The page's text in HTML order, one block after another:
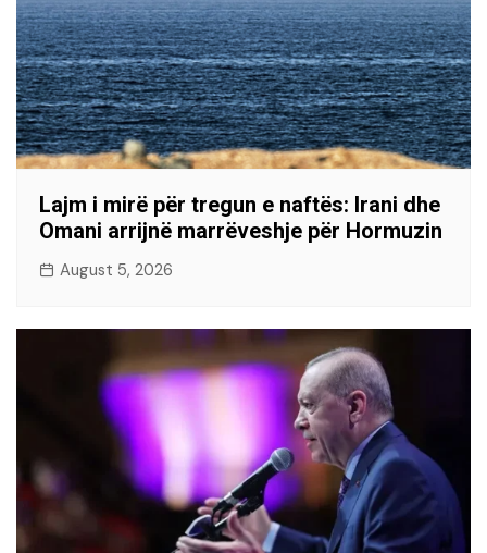
Lajm i mirë për tregun e naftës: Irani dhe
Omani arrijnë marrëveshje për Hormuzin
August 5, 2026